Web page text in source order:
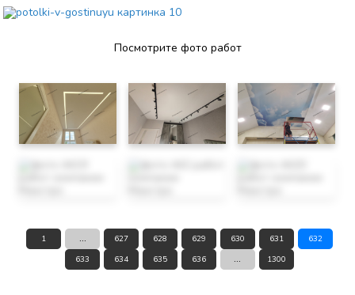
Посмотрите фото работ
1 ... 627 628 629 630 631
632
633
634 635 636 ... 1300